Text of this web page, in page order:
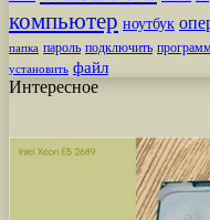
компьютер ноутбук
папка пароль подключить
установить файл
Интересное